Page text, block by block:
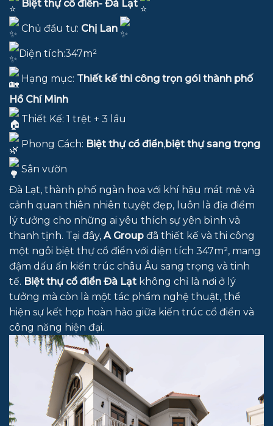
Biệt thự cổ điển- Đà Lạt
Chủ đầu tư: Chị Lan
Diện tích:347m²
Hạng mục: Thiết kế thi công trọn gói thành phố
Hồ Chí Minh
Thiết Kế: 1 trệt + 3 lầu
Phong Cách: Biệt thự cổ điển,biệt thự sang trọng
Sân vườn
Đà Lạt, thành phố ngàn hoa với khí hậu mát mẻ và
cảnh quan thiên nhiên tuyệt đẹp, luôn là địa điểm
lý tưởng cho những ai yêu thích sự yên bình và
thanh tịnh. Tại đây, A Group đã thiết kế và thi công
một ngôi biệt thự cổ điển với diện tích 347m², mang
đậm dấu ấn kiến trúc châu Âu sang trọng và tinh
tế. Biệt thự cổ điển Đà Lạt không chỉ là nơi ở lý
tưởng mà còn là một tác phẩm nghệ thuật, thể
hiện sự kết hợp hoàn hảo giữa kiến trúc cổ điển và
công năng hiện đại.